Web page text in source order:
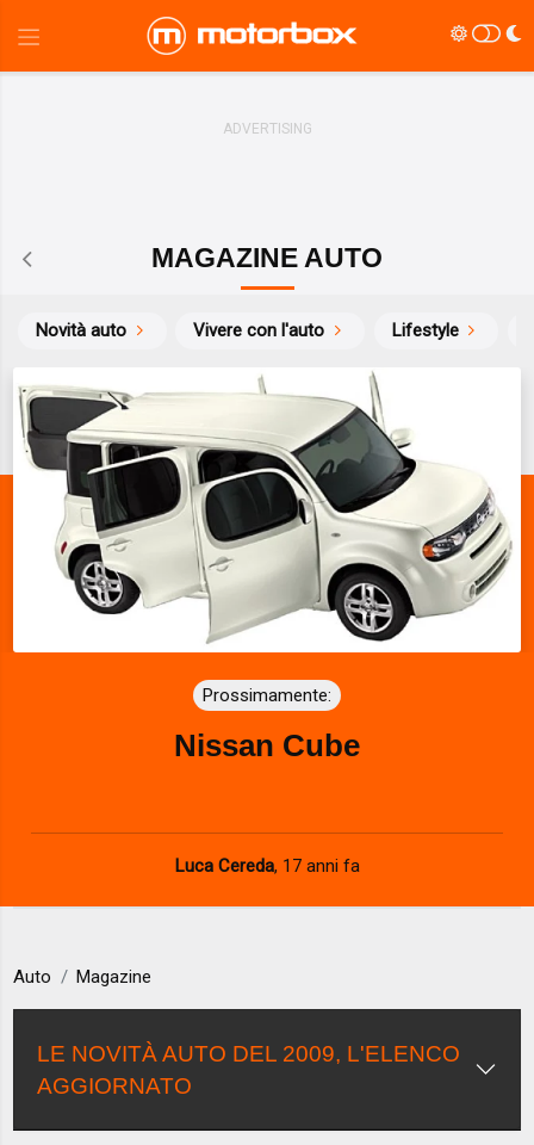
MAGAZINE AUTO
Novità auto Vivere con l'auto Lifestyle
Prossimamente:
Nissan Cube
Luca Cereda, 17 anni fa
Auto Magazine
LE NOVITÀ AUTO DEL 2009, L'ELENCO
AGGIORNATO